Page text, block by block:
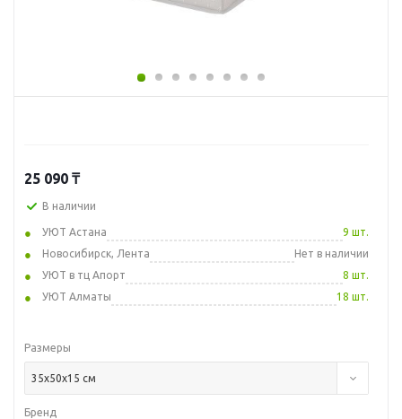
25 090 ₸
В наличии
УЮТ Астана
9 шт.
Новосибирск, Лента
Нет в наличии
УЮТ в тц Апорт
8 шт.
УЮТ Алматы
18 шт.
Размеры
35x50x15 см
Бренд